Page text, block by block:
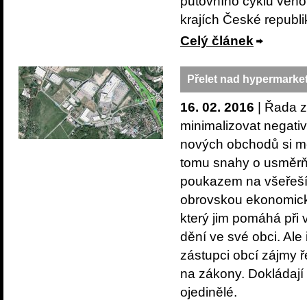
krajích České
Celý článek
Přelet nad
16. 02. 2016 | Řada
minimalizovat
nových obchodů si
tomu snahy o
poukazem na
obrovskou
který jim pomáhá při
dění ve své obci.
zástupci obcí zájmy
na zákony.
ojedinělé.